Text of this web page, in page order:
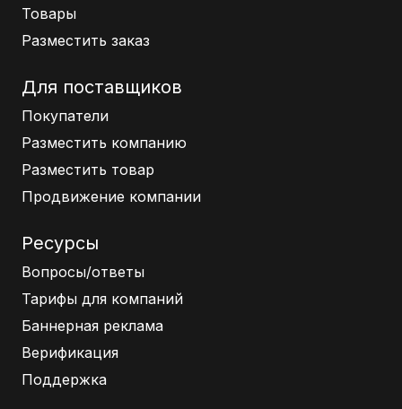
Товары
Разместить заказ
Для поставщиков
Покупатели
Разместить компанию
Разместить товар
Продвижение компании
Ресурсы
Вопросы/ответы
Тарифы для компаний
Баннерная реклама
Верификация
Поддержка